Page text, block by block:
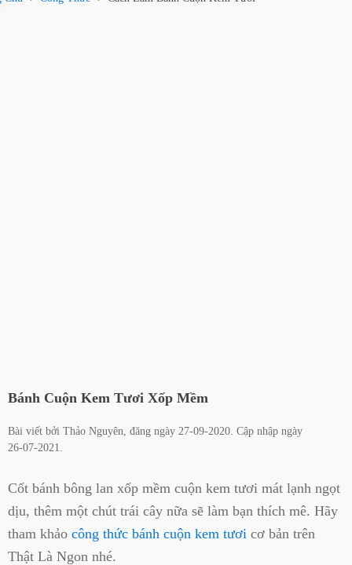
Bánh Cuộn Kem Tươi Xốp Mềm
Bài viết bởi Thảo Nguyên , đăng ngày 27-09-2020 . Cập nhập ngày
26-07-2021
Cốt bánh bông lan xốp mềm cuộn kem tươi mát lạnh ngọt
dịu, thêm một chút trái cây nữa sẽ làm bạn thích mê. Hãy
tham khảo công thức bánh cuộn kem tươi cơ bản trên
Thật Là Ngon nhé.